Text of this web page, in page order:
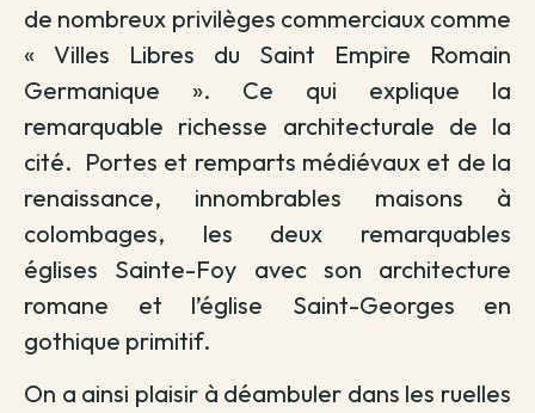
de nombreux privilèges commerciaux comme
« Villes Libres du Saint Empire Romain
Germanique ». Ce qui explique la
remarquable richesse architecturale de la
cité. Portes et remparts médiévaux et de la
renaissance, innombrables maisons à
colombages, les deux remarquables
églises Sainte-Foy avec son architecture
romane et l’église Saint-Georges en
gothique primitif.
On a ainsi plaisir à déambuler dans les ruelles